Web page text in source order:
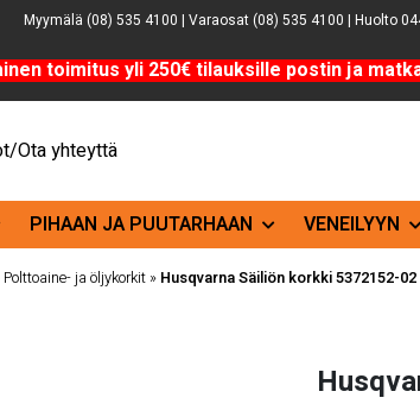
Myymälä (08) 535 4100 | Varaosat (08) 535 4100 | Huolto
toimitus yli 250€ tilauksille postin ja
Ota yhteyttä
PIHAAN JA PUUTARHAAN VENEILYYN
Polttoaine- ja öljykorkit » Husqvarna Säiliön korkki 5372152-02